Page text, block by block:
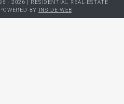
- 2026 | RESIDENTIAL REAL-ESTATE
BY INSIDE WEB